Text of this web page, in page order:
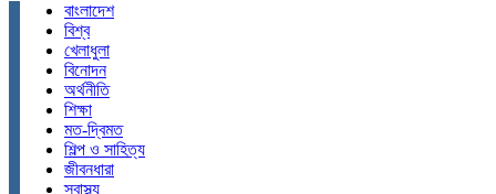
বাংলাদেশ
বিশ্ব
খেলাধুলা
বিনোদন
অর্থনীতি
শিক্ষা
মত-দ্বিমত
শিল্প ও সাহিত্য
জীবনধারা
স্বাস্থ্য